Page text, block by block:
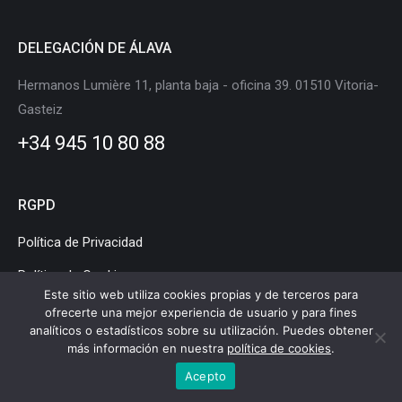
DELEGACIÓN DE ÁLAVA
Hermanos Lumière 11, planta baja - oficina 39. 01510 Vitoria-
Gasteiz
+34 945 10 80 88
RGPD
Política de Privacidad
Política de Cookies
Aviso Legal
Clúster de Movilidad y Logística de Euskadi © Copyright |
Este sitio web utiliza cookies propias y de terceros para
ofrecerte una mejor experiencia de usuario y para fines
analíticos o estadísticos sobre su utilización. Puedes obtener
más información en nuestra política de cookies.
Acepto